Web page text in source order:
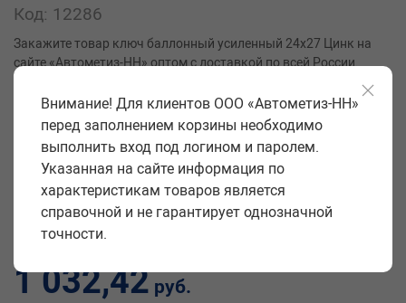
Код: 12286
Закажите товар ключ баллонный усиленный 24х27 Цинк на
сайте «Автометиз-НН» оптом с доставкой по всей России.
Купить товар ключ баллонный усиленный 24х27 Цинк можно
по цене 1032.42 рублей (характеристики, фото, описание).
Вес упаковки
Единица измерения
Цена за единицу:
1 032,42 руб.
Внимание! Для клиентов ООО «Автометиз-НН»
перед заполнением корзины необходимо
выполнить вход под логином и паролем.
Указанная на сайте информация по
характеристикам товаров является
справочной и не гарантирует однозначной
точности.